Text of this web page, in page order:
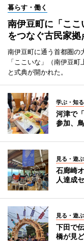
暮らす・働く
南伊豆町に「こ
をつなぐ古民家拠
南伊豆町に通う首都圏の
「ここいな」（南伊豆
と式典が開かれた。
学ぶ・知る
河津で
参加、
見る・遊ぶ
石廊崎
人達成
見る・遊ぶ
下田で
橋が見